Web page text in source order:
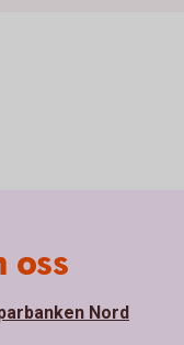
oss
Nord